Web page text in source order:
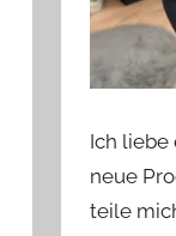
Ich liebe
neue
teile